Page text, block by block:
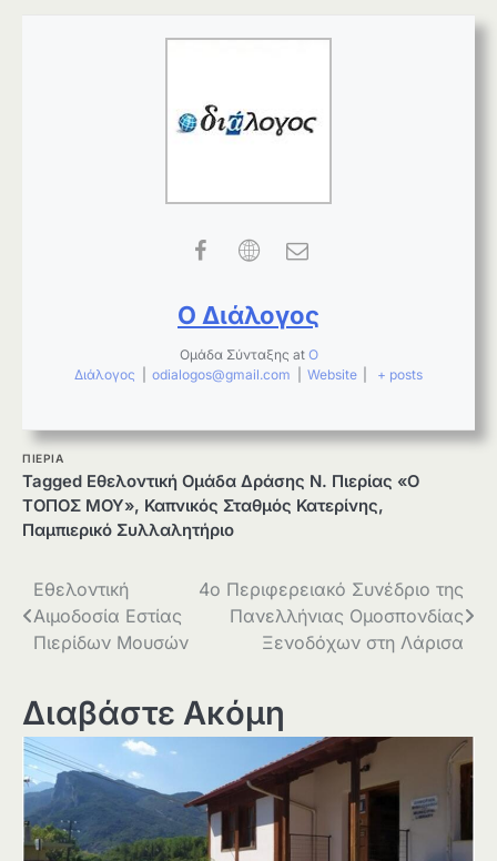
Ο Διάλογος
Ομάδα Σύνταξης at Ο
Διάλογος
odialogos@gmail.com Website + posts
ΠΙΕΡΙΑ
Tagged Εθελοντική Ομάδα Δράσης Ν. Πιερίας «Ο
ΤΟΠΟΣ ΜΟΥ», Καπνικός Σταθμός Κατερίνης,
Παμπιερικό Συλλαλητήριο
Πλοήγηση
άρθρων
Εθελοντική
Αιμοδοσία Εστίας
Πιερίδων Μουσών
4ο Περιφερειακό Συνέδριο της
Πανελλήνιας Ομοσπονδίας
Ξενοδόχων στη Λάρισα
Διαβάστε Ακόμη